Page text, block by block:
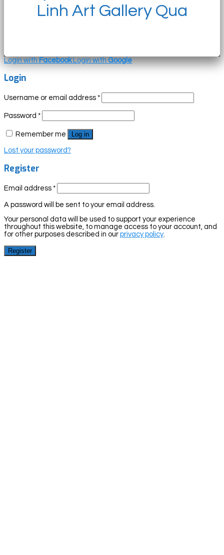
Linh Art Gallery Qua
Login withFacebook Login withGoogle
Login
Username or email address *
Password *
Remember me Log in
Lost your password?
Register
Email address *
A password will be sent to your email address.
Your personal data will be used to support your experience
throughout this website, to manage access to your account, and
for other purposes described in our privacy policy.
Register